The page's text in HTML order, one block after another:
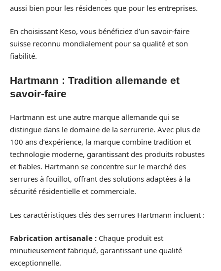
aussi bien pour les résidences que pour les entreprises.
En choisissant Keso, vous bénéficiez d’un savoir-faire
suisse reconnu mondialement pour sa qualité et son
fiabilité.
Hartmann : Tradition allemande et
savoir-faire
Hartmann est une autre marque allemande qui se
distingue dans le domaine de la serrurerie. Avec plus de
100 ans d’expérience, la marque combine tradition et
technologie moderne, garantissant des produits robustes
et fiables. Hartmann se concentre sur le marché des
serrures à fouillot, offrant des solutions adaptées à la
sécurité résidentielle et commerciale.
Les caractéristiques clés des serrures Hartmann incluent :
Fabrication artisanale : Chaque produit est
minutieusement fabriqué, garantissant une qualité
exceptionnelle.